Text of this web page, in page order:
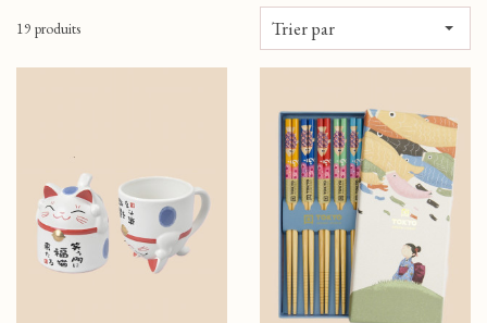
19 produits Trier par